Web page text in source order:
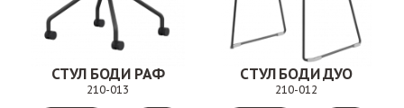
СТУЛ БОДИ РАФ
210-013
СТУЛ БОДИ ДУО
210-012